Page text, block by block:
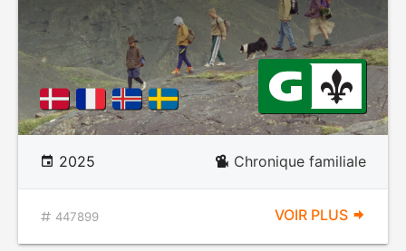
2025 Chronique familiale
447899 VOIR PLUS